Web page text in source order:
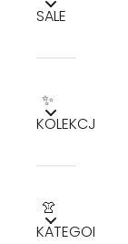
SALE
✨
KOLEKCJE
👚
KATEGORIE